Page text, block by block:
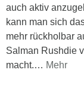
auch aktiv
kann man sich
mehr rückholbar
Salman Rushdie
macht.… Mehr